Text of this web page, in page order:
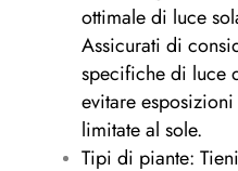
ottimale di luce
Assicurati di
specifiche di luce
evitare
limitate al sole.
Tipi di piante: